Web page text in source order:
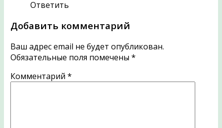
Ответить
Добавить комментарий
Ваш адрес email не будет опубликован.
Обязательные поля помечены *
Комментарий *